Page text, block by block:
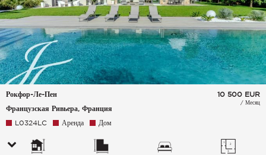
Рокфор-Ле-Пен
Французская Ривьера, Франция
10 500 EUR
/ Месяц
L0324LC Аренда Дом